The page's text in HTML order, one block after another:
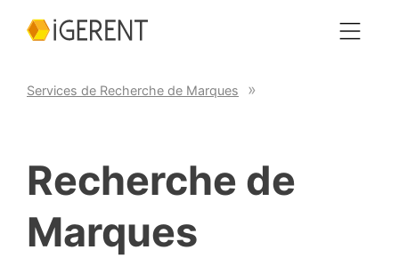
Services de Recherche de Marques
Recherche de
Marques